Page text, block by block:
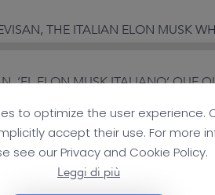
‘EL ELON MUSK ITALIANO’ QUE
DIGITALE, TRA CULTURA E
to optimize the user experience.
accept their use. For more
see our Privacy and Cookie Policy.
Leggi di più